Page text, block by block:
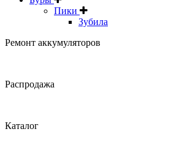
Пики
Зубила
Ремонт аккумуляторов
Распродажа
Каталог